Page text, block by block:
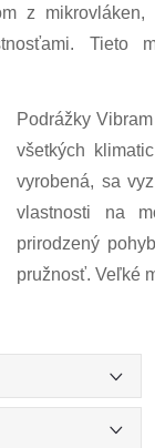
z
Tieto
Podrážky
všetkých
vyrobená, sa
vlastnosti na
prirodzený
pružnosť. Veľké